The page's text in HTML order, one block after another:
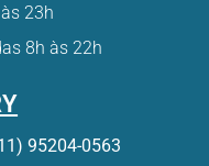
23h
8h às 22h
95204-0563